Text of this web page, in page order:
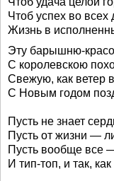
Чтоб успех во всех
Жизнь в
Эту барышню-
С королевскою
Свежую, как ветер
С Новым годом
Пусть не знает
Пусть от жизни —
Пусть вообще все
И тип-топ, и так,